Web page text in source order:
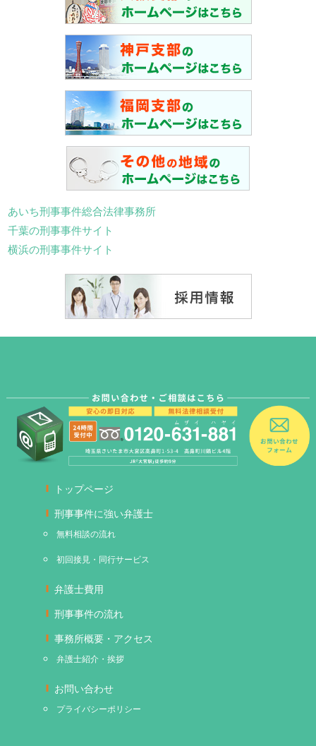
あいち刑事事件総合法律事務所
千葉の刑事事件サイト
横浜の刑事事件サイト
トップページ
刑事事件に強い弁護士
無料相談の流れ
初回接見・同行サービス
弁護士費用
刑事事件の流れ
事務所概要・アクセス
弁護士紹介・挨拶
お問い合わせ
プライバシーポリシー